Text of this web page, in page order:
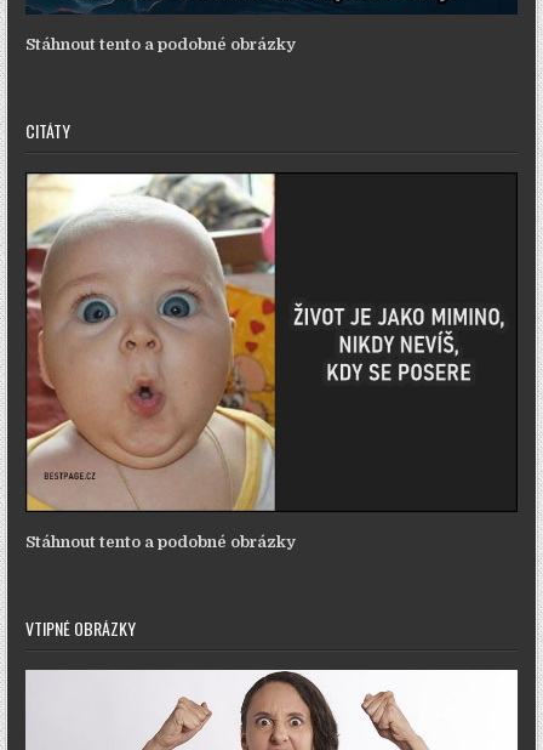
Stáhnout tento a podobné obrázky
CITÁTY
Stáhnout tento a podobné obrázky
VTIPNÉ OBRÁZKY